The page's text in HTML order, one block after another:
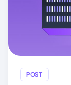
POST